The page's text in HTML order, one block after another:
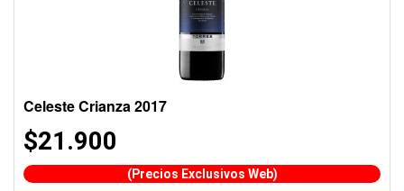
Celeste Crianza 2017
$21.900
(Precios Exclusivos Web)